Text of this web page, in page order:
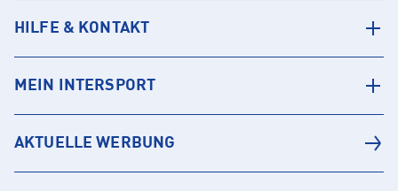
HILFE & KONTAKT
MEIN INTERSPORT
AKTUELLE WERBUNG